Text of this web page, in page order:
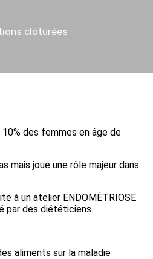
clôturées
des femmes en âge de
mais joue une rôle majeur dans
à un atelier ENDOMÉTRIOSE
par des diététiciens.
aliments sur la maladie